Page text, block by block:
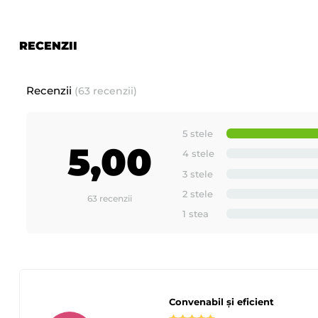
RECENZII
Recenzii (63 recenzii)
5,00
63 recenzii
5 stele
4 stele
3 stele
2 stele
1 stea
Convenabil și eficient